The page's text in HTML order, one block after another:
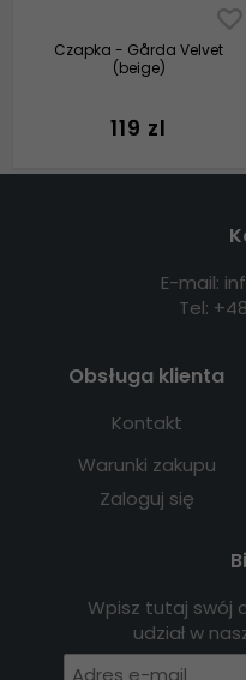
Czapka - Gårda Velvet
(beige)
119 zl
E-mail:
Tel:
Obsługa klienta
Kontakt
Warunki zakupu
Zaloguj się
Wpisz tutaj swój
udział w